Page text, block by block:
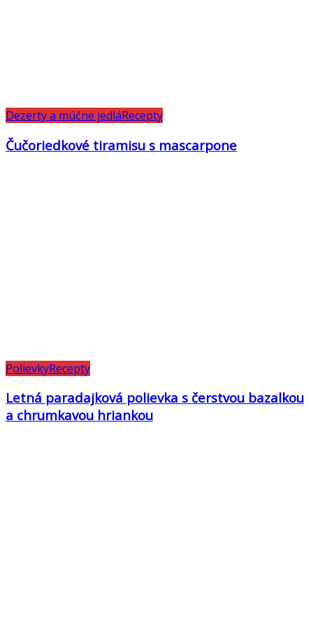
Dezerty a múčne jedláRecepty
Čučoriedkové tiramisu s mascarpone
PolievkyRecepty
Letná paradajková polievka s čerstvou bazalkou
a chrumkavou hriankou